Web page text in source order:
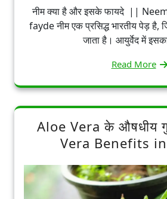
नीम क्या है और इसके फायदे ||
fayde नीम एक प्रसिद्ध भारतीय पेड़ है,
जाता है। आयुर्वेद में
Read More
Aloe Vera के औषधीय
Vera Benefits